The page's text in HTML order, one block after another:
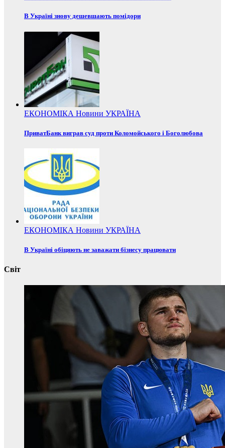
В Україні знову дешевшають помідори
ЕКОНОМІКА Новини УКРАЇНА
ПриватБанк виграв суд проти Коломойського і Боголюбова
ЕКОНОМІКА Новини УКРАЇНА
В Україні обіцяють не заважати бізнесу працювати
Світ